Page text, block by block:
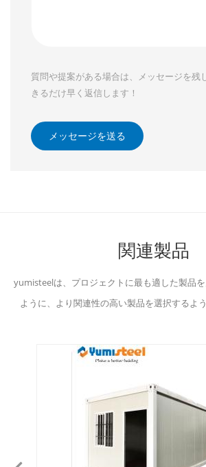
質問や提案がある場合は、メッセージを残
きるだけ早く返信します！
メッセージを送る
関連製品
yumisteelは、プロジェクトに最も適した製品
ように、より関連性の高い製品を選択するよ